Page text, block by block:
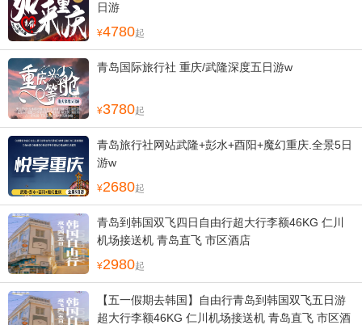
日游
4780起
青岛国际旅行社 重庆/武隆深度五日游w
3780起
青岛旅行社网站武隆+彭水+酉阳+魔幻重庆.全景5日
游w
2680起
青岛到韩国双飞四日自由行超大行李额46KG 仁川
机场接送机 青岛直飞 市区酒店
2980起
【五一假期去韩国】自由行青岛到韩国双飞五日游
超大行李额46KG 仁川机场接送机 青岛直飞 市区酒